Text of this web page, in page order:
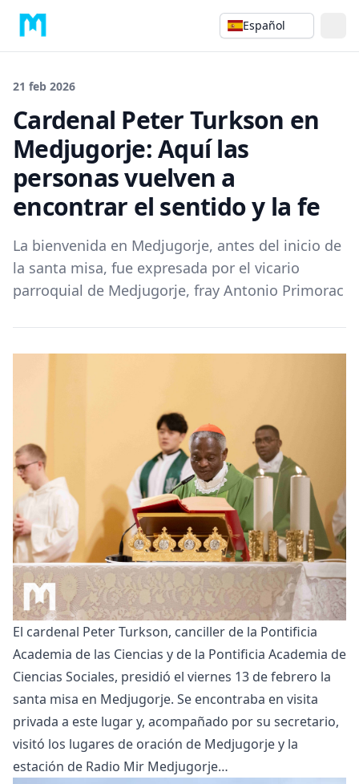
Español
21 feb 2026
Cardenal Peter Turkson en
Medjugorje: Aquí las
personas vuelven a
encontrar el sentido y la fe
La bienvenida en Medjugorje, antes del inicio de
la santa misa, fue expresada por el vicario
parroquial de Medjugorje, fray Antonio Primorac
El cardenal Peter Turkson, canciller de la Pontificia
Academia de las Ciencias y de la Pontificia Academia de
Ciencias Sociales, presidió el viernes 13 de febrero la
santa misa en Medjugorje. Se encontraba en visita
privada a este lugar y, acompañado por su secretario,
visitó los lugares de oración de Medjugorje y la
estación de Radio Mir Medjugorje…